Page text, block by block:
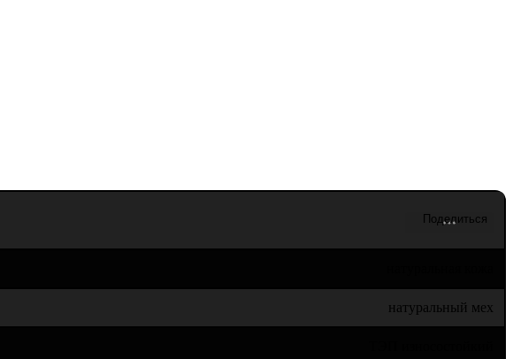
натуральный мех